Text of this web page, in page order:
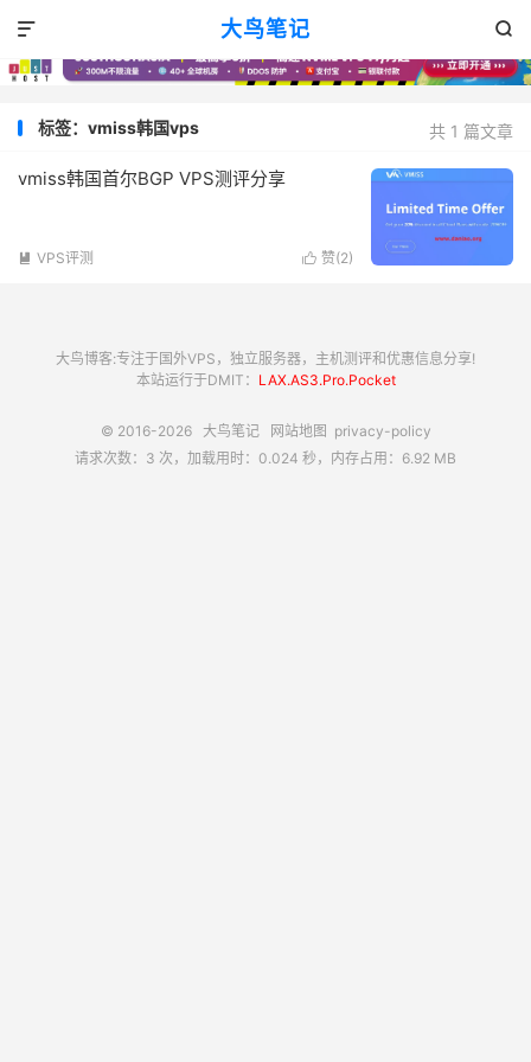
大鸟笔记 

共 1 篇文章
标签：vmiss韩国vps
vmiss韩国首尔BGP VPS测评分享
 赞(2)
 VPS评测
大鸟博客:专注于国外VPS，独立服务器，主机测评和优惠信息分享!
本站运行于DMIT： LAX.AS3.Pro.Pocket
© 2016-2026 大鸟笔记 网站地图 privacy-policy
请求次数：3 次，加载用时：0.024 秒，内存占用：6.92 MB